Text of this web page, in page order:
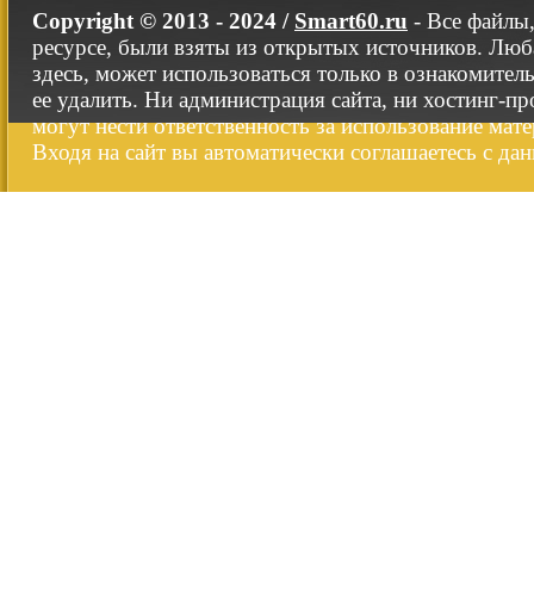
Copyright © 2013 - 2024 / Smart60.ru - Все
ресурсе, были взяты из открытых источников.
здесь, может использоваться только в
ее удалить. Ни администрация сайта, ни хостинг-
могут нести ответственность за использование
Входя на сайт вы автоматически соглашаетесь с